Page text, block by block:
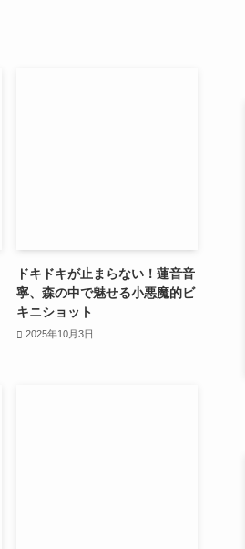
ドキドキが止まらない！蓮音音
寧、森の中で魅せる小悪魔的ビ
キニショット
2025年10月3日